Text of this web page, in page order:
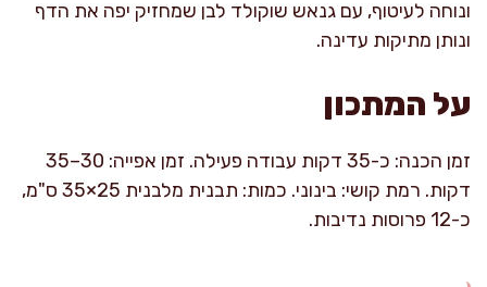
ונוחה לעיטוף, עם גנאש שוקולד לבן שמחזיק יפה את הדף
ונותן מתיקות עדינה.
על המתכון
זמן הכנה: כ-35 דקות עבודה פעילה. זמן אפייה: 30–35
דקות. רמת קושי: בינוני. כמות: תבנית מלבנית 25×35 ס"מ,
כ-12 פרוסות נדיבות.